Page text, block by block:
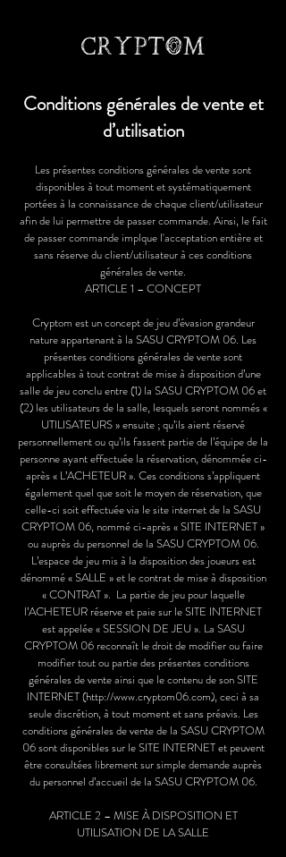
Conditions générales de vente et
d’utilisation
Les présentes conditions générales de vente sont
disponibles à tout moment et systématiquement
portées à la connaissance de chaque client/utilisateur
afin de lui permettre de passer commande. Ainsi, le fait
de passer commande implque l'acceptation entière et
sans réserve du client/utilisateur à ces conditions
générales de vente.
ARTICLE 1 – CONCEPT
Cryptom est un concept de jeu d’évasion grandeur
nature appartenant à la SASU CRYPTOM 06. Les
présentes conditions générales de vente sont
applicables à tout contrat de mise à disposition d’une
salle de jeu conclu entre (1) la SASU CRYPTOM 06 et
(2) les utilisateurs de la salle, lesquels seront nommés «
UTILISATEURS » ensuite ; qu’ils aient réservé
personnellement ou qu’ils fassent partie de l’équipe de la
personne ayant effectuée la réservation, dénommée ci-
après « L’ACHETEUR ». Ces conditions s’appliquent
également quel que soit le moyen de réservation, que
celle-ci soit effectuée via le site internet de la SASU
CRYPTOM 06, nommé ci-après « SITE INTERNET »
ou auprès du personnel de la SASU CRYPTOM 06.
L’espace de jeu mis à la disposition des joueurs est
dénommé « SALLE » et le contrat de mise à disposition
« CONTRAT ». La partie de jeu pour laquelle
l’ACHETEUR réserve et paie sur le SITE INTERNET
est appelée « SESSION DE JEU ». La SASU
CRYPTOM 06 reconnaît le droit de modifier ou faire
modifier tout ou partie des présentes conditions
générales de vente ainsi que le contenu de son SITE
INTERNET (http://www.cryptom06.com), ceci à sa
seule discrétion, à tout moment et sans préavis. Les
conditions générales de vente de la SASU CRYPTOM
06 sont disponibles sur le SITE INTERNET et peuvent
être consultées librement sur simple demande auprès
du personnel d’accueil de la SASU CRYPTOM 06.
ARTICLE 2 – MISE À DISPOSITION ET
UTILISATION DE LA SALLE